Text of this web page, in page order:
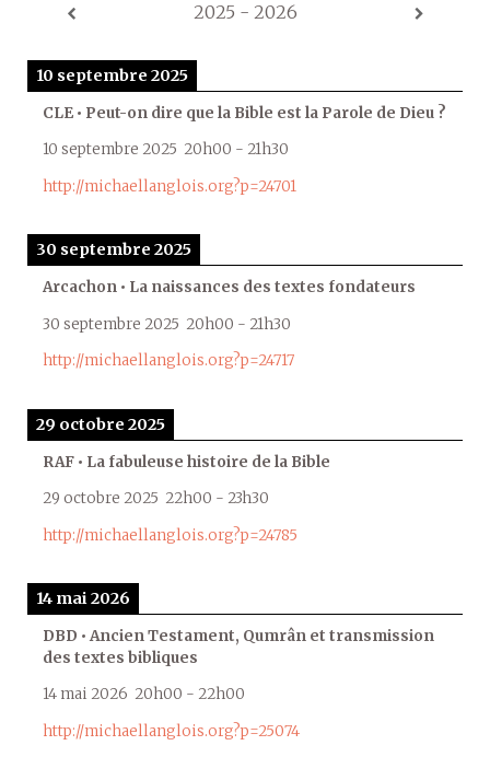
2025 - 2026
10 septembre 2025
CLE • Peut-on dire que la Bible est la Parole de Dieu ?
10 septembre 2025 20h00 - 21h30
http://michaellanglois.org?p=24701
30 septembre 2025
Arcachon • La naissances des textes fondateurs
30 septembre 2025 20h00 - 21h30
http://michaellanglois.org?p=24717
29 octobre 2025
RAF • La fabuleuse histoire de la Bible
29 octobre 2025 22h00 - 23h30
http://michaellanglois.org?p=24785
14 mai 2026
DBD • Ancien Testament, Qumrân et transmission
des textes bibliques
14 mai 2026 20h00 - 22h00
http://michaellanglois.org?p=25074